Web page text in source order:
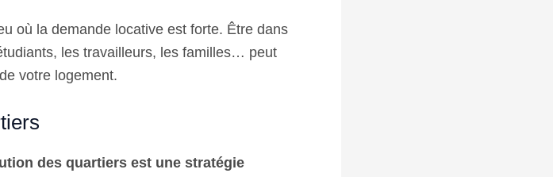
où la demande locative est forte. Être dans
les travailleurs, les familles… peut
votre logement.
des quartiers est une stratégie